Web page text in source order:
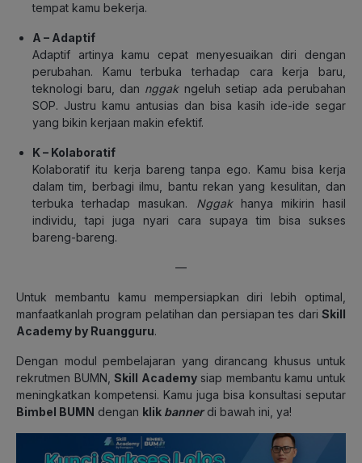
tempat kamu bekerja.
A – Adaptif
Adaptif artinya kamu cepat menyesuaikan diri dengan
perubahan. Kamu terbuka terhadap cara kerja baru,
teknologi baru, dan nggakngeluh setiap ada perubahan
SOP. Justru kamu antusias dan bisa kasih ide-ide segar
yang bikin kerjaan makin efektif.
K – Kolaboratif
Kolaboratif itu kerja bareng tanpa ego. Kamu bisa kerja
dalam tim, berbagi ilmu, bantu rekan yang kesulitan, dan
terbuka terhadap masukan. Nggakhanya mikirin hasil
individu, tapi juga nyari cara supaya tim bisa sukses
bareng-bareng.
—
Untuk membantu kamu mempersiapkan diri lebih optimal,
manfaatkanlah program pelatihan dan persiapan tes dari Skill
Academy by Ruangguru.
Dengan modul pembelajaran yang dirancang khusus untuk
rekrutmen BUMN,Skill Academysiap membantu kamu untuk
meningkatkan kompetensi. Kamu juga bisa konsultasi seputar
Bimbel BUMN dengan klik bannerdi bawah ini, ya!